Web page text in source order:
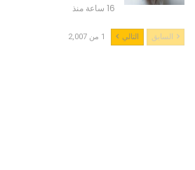
16 ساعة منذ
السابق التالي 1 من 2,007